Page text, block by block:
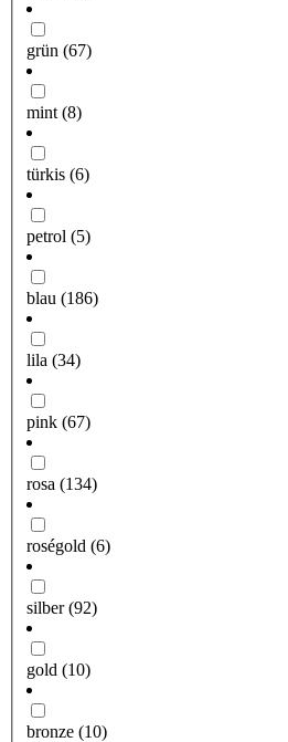
grün (67)
mint (8)
türkis (6)
petrol (5)
blau (186)
lila (34)
pink (67)
rosa (134)
roségold (6)
silber(92)
gold (10)
bronze (10)